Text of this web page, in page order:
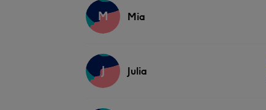
M Mia
J Julia